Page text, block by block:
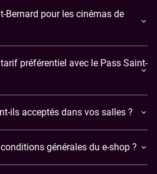
Bernard pour les cinémas de
préférentiel avec le Pass Saint-
ils acceptés dans vos salles ?
générales du e-shop ?